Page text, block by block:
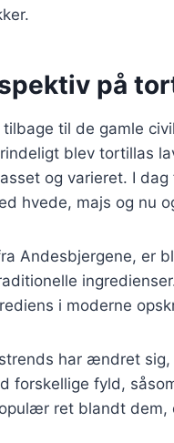
på
til de gamle
blev tortillas
og varieret. I
hvede, majs og nu
Andesbjergene, er
i moderne
har ændret
forskellige fyld,
ret blandt